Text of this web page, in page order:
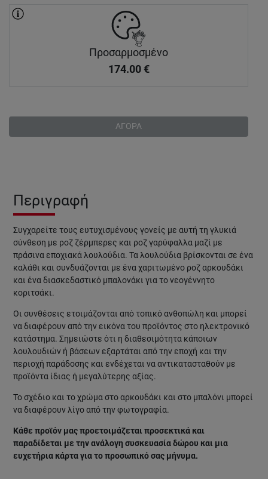
Προσαρμοσμένο
174.00 €
ΑΓΟΡΑ
Περιγραφή
Συγχαρείτε τους ευτυχισμένους γονείς με αυτή τη γλυκιά
σύνθεση με ροζ ζέρμπερες και ροζ γαρύφαλλα μαζί με
πράσινα εποχιακά λουλούδια. Τα λουλούδια βρίσκονται σε ένα
καλάθι και συνδυάζονται με ένα χαριτωμένο ροζ αρκουδάκι
και ένα διασκεδαστικό μπαλονάκι για το νεογέννητο
κοριτσάκι.
Οι συνθέσεις ετοιμάζονται από τοπικό ανθοπώλη και μπορεί
να διαφέρουν από την εικόνα του προϊόντος στο ηλεκτρονικό
κατάστημα. Σημειώστε ότι η διαθεσιμότητα κάποιων
λουλουδιών ή βάσεων εξαρτάται από την εποχή και την
περιοχή παράδοσης και ενδέχεται να αντικατασταθούν με
προϊόντα ίδιας ή μεγαλύτερης αξίας.
Το σχέδιο και το χρώμα στο αρκουδάκι και στο μπαλόνι μπορεί
να διαφέρουν λίγο από την φωτογραφία.
Κάθε προϊόν μας προετοιμάζεται προσεκτικά και
παραδίδεται με την ανάλογη συσκευασία δώρου και μια
ευχετήρια κάρτα για το προσωπικό σας μήνυμα.